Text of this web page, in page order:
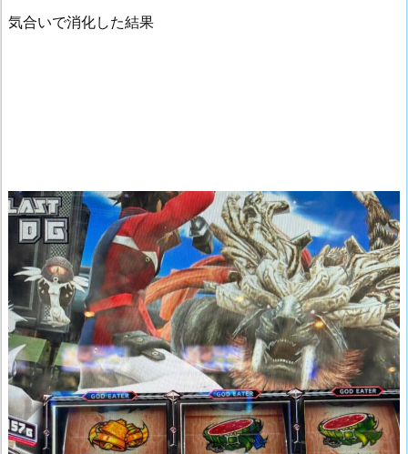
気合いで消化した結果